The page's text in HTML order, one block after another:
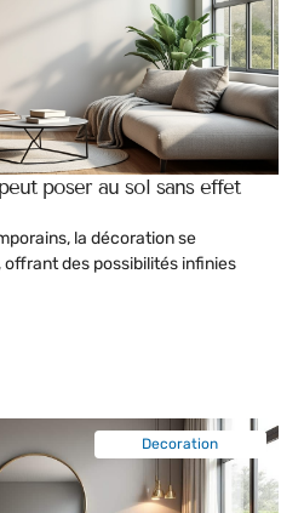
poser au sol sans effet
la décoration se
des possibilités infinies
Decoration